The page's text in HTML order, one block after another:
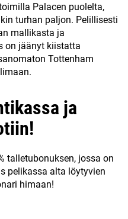
Palacen puolelta,
turhan paljon. Pelillisesti
mallikasta ja
on jäänyt kiistatta
Tottenham
ja
talletubonuksen, jossa on
pelikassa alta löytyvien
himaan!